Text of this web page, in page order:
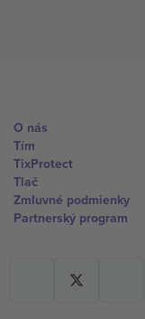
O nás
Tím
TixProtect
Tlač
Zmluvné podmienky
Partnerský program